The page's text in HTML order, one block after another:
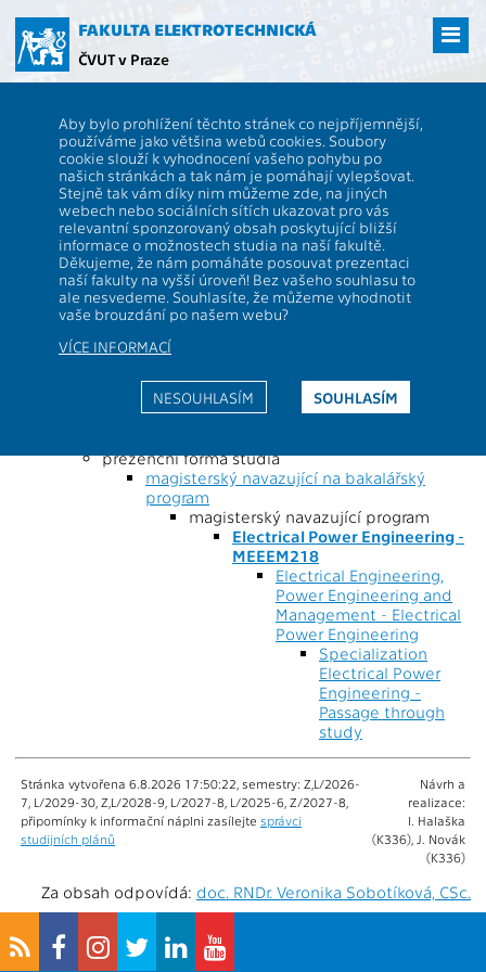
hlavní
obsah
FAKULTA ELEKTROTECHNICKÁ
ČVUT v Praze
Aby bylo prohlížení těchto stránek co nejpříjemnější,
používáme jako většina webů cookies. Soubory
cookie slouží k vyhodnocení vašeho pohybu po
našich stránkách a tak nám je pomáhají vylepšovat.
Stejně tak vám díky nim můžeme zde, na jiných
webech nebo sociálních sítích ukazovat pro vás
relevantní sponzorovaný obsah poskytující bližší
informace o možnostech studia na naší fakultě.
Děkujeme, že nám pomáháte posouvat prezentaci
naší fakulty na vyšší úroveň! Bez vašeho souhlasu to
ale nesvedeme. Souhlasíte, že můžeme vyhodnotit
vaše brouzdání po našem webu?
VÍCE INFORMACÍ
SOUHLASÍM
NESOUHLASÍM
Engineering
Popis stránky:
Obor může být studován v různých formách
studia (prezenční/kombinovaná), typech
programů (magisterský, bakalářský, ...) a blocích
(základní, bakalářský). Na této stránce vidíte
obor, jeho studijní plány a doporučené
průchody.
Obor: Electrical Power
Engineering - MEEEM218
Electrical Engineering, Power Engineering and
prezenční forma studia
magisterský navazující na bakalářský
program
magisterský navazující program
Electrical Power Engineering -
MEEEM218
Electrical Engineering,
Power Engineering and
Management - Electrical
Power Engineering
Specialization
Electrical Power
Engineering -
Passage through
study
Stránka vytvořena 6.8.2026 17:50:22, semestry: Z,L/2026-
7, L/2029-30, Z,L/2028-9, L/2027-8, L/2025-6, Z/2027-8,
připomínky k informační náplni zasílejte správci
studijních plánů
Návrh a
realizace:
I. Halaška
(K336), J. Novák
(K336)
Za obsah odpovídá: doc. RNDr. Veronika Sobotíková, CSc.